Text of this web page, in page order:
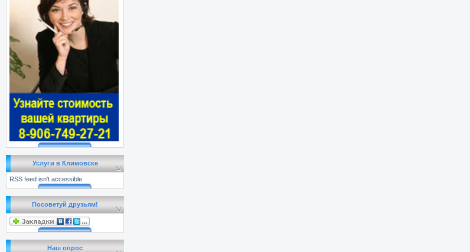
Услуги в Климовске
RSS feed isn't accessible
Посоветуй друзьям!
Наш опрос